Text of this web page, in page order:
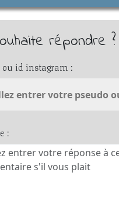
répondre ?
ou id instagram :
: